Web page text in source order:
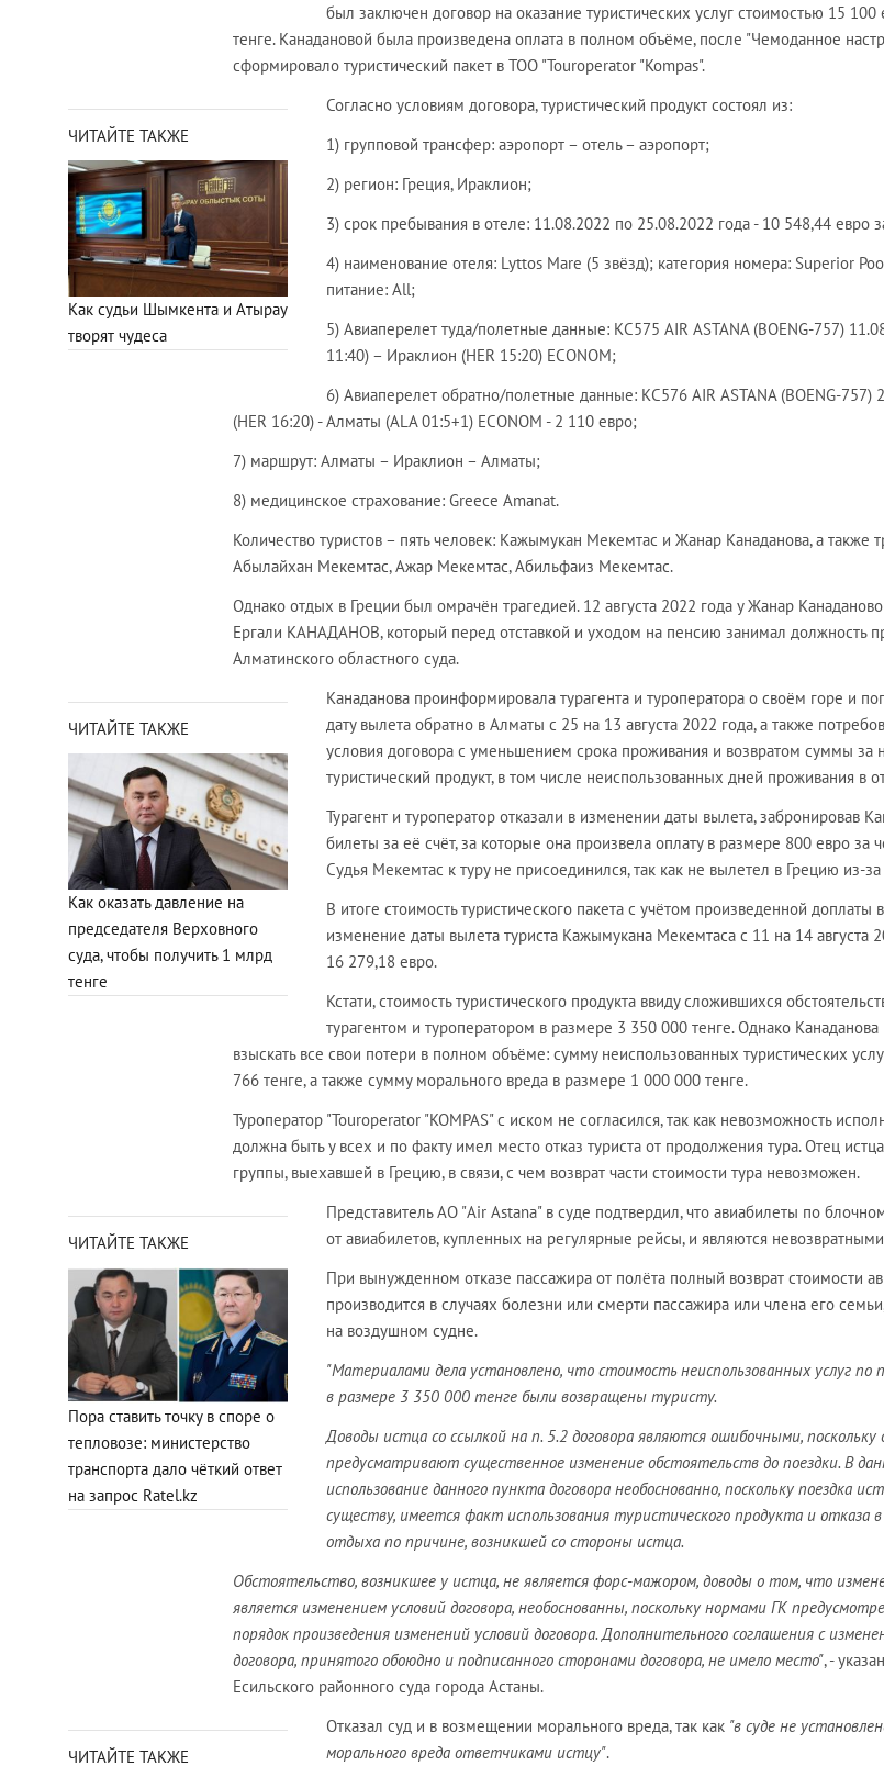
был заключен договор на оказание туристических услуг стоимостью 15
тенге. Канадановой была произведена оплата в полном объёме, после "Чемоданное
сформировало туристический пакет в ТОО "Touroperator "Kompas".
ЧИТАЙТЕ ТАКЖЕ
Как судьи Шымкента и Атырау
творят чудеса
Согласно условиям договора, туристический продукт состоял из:
1) групповой трансфер: аэропорт – отель – аэропорт;
2) регион: Греция, Ираклион;
3) срок пребывания в отеле: 11.08.2022 по 25.08.2022 года - 10 548,44 евро
4) наименование отеля: Lyttos Mare (5 звёзд); категория номера: Superior
питание: All;
5) Авиаперелет туда/полетные данные: КС575 AIR ASTANA (BOENG-757)
11:40) – Ираклион (HER 15:20) ECONOM;
6) Авиаперелет обратно/полетные данные: КС576 AIR ASTANA (BOENG-757)
(HER 16:20) - Алматы (ALA 01:5+1) ECONOM - 2 110 евро;
7) маршрут: Алматы – Ираклион – Алматы;
8) медицинское страхование: Greece Amanat.
Количество туристов – пять человек: Кажымукан Мекемтас и Жанар Канаданова, а также
Абылайхан Мекемтас, Ажар Мекемтас, Абильфаиз Мекемтас.
Однако отдых в Греции был омрачён трагедией. 12 августа 2022 года у Жанар
Ергали КАНАДАНОВ, который перед отставкой и уходом на пенсию занимал должность
Алматинского областного суда.
ЧИТАЙТЕ ТАКЖЕ
Как оказать давление на
председателя Верховного
суда, чтобы получить 1 млрд
тенге
Канаданова проинформировала турагента и туроператора о своём горе и
дату вылета обратно в Алматы с 25 на 13 августа 2022 года, а также
условия договора с уменьшением срока проживания и возвратом суммы за
туристический продукт, в том числе неиспользованных дней проживания в
Турагент и туроператор отказали в изменении даты вылета, забронировав
билеты за её счёт, за которые она произвела оплату в размере 800 евро за
Судья Мекемтас к туру не присоединился, так как не вылетел в Грецию из-за
В итоге стоимость туристического пакета с учётом произведенной доплаты
изменение даты вылета туриста Кажымукана Мекемтаса с 11 на 14 августа
16 279,18 евро.
Кстати, стоимость туристического продукта ввиду сложившихся
турагентом и туроператором в размере 3 350 000 тенге. Однако
взыскать все свои потери в полном объёме: сумму неиспользованных туристических
766 тенге, а также сумму морального вреда в размере 1 000 000 тенге.
Туроператор "Touroperator "KOMPAS" с иском не согласился, так как невозможность
должна быть у всех и по факту имел место отказ туриста от продолжения тура. Отец
группы, выехавшей в Грецию, в связи, с чем возврат части стоимости тура невозможен.
ЧИТАЙТЕ ТАКЖЕ
Пора ставить точку в споре о
тепловозе: министерство
транспорта дало чёткий ответ
на запрос Ratel.kz
Представитель АО "Air Astana" в суде подтвердил, что авиабилеты по
от авиабилетов, купленных на регулярные рейсы, и являются
При вынужденном отказе пассажира от полёта полный возврат стоимости
производится в случаях болезни или смерти пассажира или члена его
на воздушном судне.
"Материалами дела установлено, что стоимость неиспользованных услуг
в размере 3 350 000 тенге были возвращены туристу.
Доводы истца со ссылкой на п. 5.2 договора являются ошибочными, поскольку
предусматривают существенное изменение обстоятельств до поездки. В
использование данного пункта договора необоснованно, поскольку поездка
существу, имеется факт использования туристического продукта и отказа
отдыха по причине, возникшей со стороны истца.
Обстоятельство, возникшее у истца, не является форс-мажором, доводы о том, что
является изменением условий договора, необоснованны, поскольку нормами ГК
порядок произведения изменений условий договора. Дополнительного соглашения с
договора, принятого обоюдно и подписанного сторонами договора, не имело место", -
Есильского районного суда города Астаны.
ЧИТАЙТЕ ТАКЖЕ
Отказал суд и в возмещении морального вреда, так как "в суде не
морального вреда ответчиками истцу".